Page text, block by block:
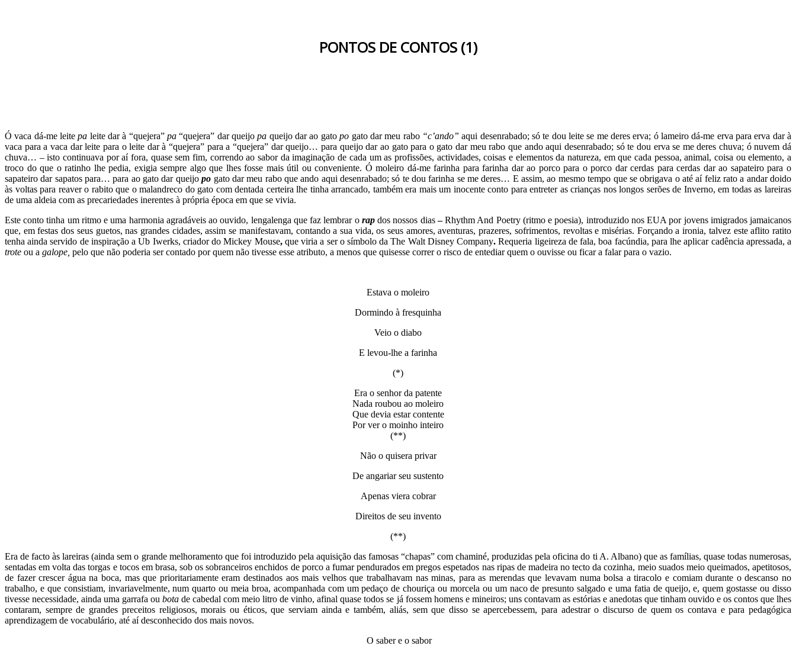
PONTOS DE CONTOS (1)
Ó vaca dá-me leitepa leite dar à “quejera”pa “quejera” dar queijo pa queijo dar ao gatopo gato dar meu rabo“c’ando” aqui desenrabado; só te dou leite se me deres erva; ó lameiro dá-me erva para erva dar à
vaca para a vaca dar leite para o leite dar à “quejera” para a “quejera” dar queijo… para queijo dar ao gato para o gato dar meu rabo que ando aqui desenrabado; só te dou erva se me deres chuva; ó nuvem dá
chuva… – isto continuava por aí fora, quase sem fim, correndo ao sabor da imaginação de cada um as profissões, actividades, coisas e elementos da natureza, em que cada pessoa, animal, coisa ou elemento, a
troco do que o ratinho lhe pedia, exigia sempre algo que lhes fosse mais útil ou conveniente. Ó moleiro dá-me farinha para farinha dar ao porco para o porco dar cerdas para cerdas dar ao sapateiro para o
sapateiro dar sapatos para… para ao gato dar queijopo gato dar meu rabo que ando aqui desenrabado; só te dou farinha se me deres… E assim, ao mesmo tempo que se obrigava o até aí feliz rato a andar doido
às voltas para reaver o rabito que o malandreco do gato com dentada certeira lhe tinha arrancado, também era mais um inocente conto para entreter as crianças nos longos serões de Inverno, em todas as lareiras
de uma aldeia com as precariedades inerentes à própria época em que se vivia.
Este conto tinha um ritmo e uma harmonia agradáveis ao ouvido, lengalenga que faz lembrar o rap dos nossos dias–Rhythm And Poetry (ritmo e poesia), introduzido nos EUA por jovens imigrados jamaicanos
que, em festas dos seus guetos, nas grandes cidades, assim se manifestavam, contando a sua vida, os seus amores, aventuras, prazeres, sofrimentos, revoltas e misérias. Forçando a ironia, talvez este aflito ratito
tenha ainda servido de inspiração a Ub Iwerks, criador do Mickey Mouse, que viria a ser o símbolo da The Walt Disney Company.Requeria ligeireza de fala, boa facúndia, para lhe aplicar cadência apressada, a
trote ou a galope, pelo que não poderia ser contado por quem não tivesse esse atributo, a menos que quisesse correr o risco de entediar quem o ouvisse ou ficar a falar para o vazio.
Estava o moleiro
Dormindo à fresquinha
Veio o diabo
E levou-lhe a farinha
(*)
Era o senhor da patente
Nada roubou ao moleiro
Que devia estar contente
Por ver o moinho inteiro
(**)
Não o quisera privar
De angariar seu sustento
Apenas viera cobrar
Direitos de seu invento
(**)
Era de facto às lareiras (ainda sem o grande melhoramento que foi introduzido pela aquisição das famosas “chapas” com chaminé, produzidas pela oficina do ti A. Albano) que as famílias, quase todas numerosas,
sentadas em volta das torgas e tocos em brasa, sob os sobranceiros enchidos de porco a fumar pendurados em pregos espetados nas ripas de madeira no tecto da cozinha, meio suados meio queimados, apetitosos,
de fazer crescer água na boca, mas que prioritariamente eram destinados aos mais velhos que trabalhavam nas minas, para as merendas que levavam numa bolsa a tiracolo e comiam durante o descanso no
trabalho, e que consistiam, invariavelmente, num quarto ou meia broa, acompanhada com um pedaço de chouriça ou morcela ou um naco de presunto salgado e uma fatia de queijo, e, quem gostasse ou disso
tivesse necessidade, ainda uma garrafa oubota de cabedal com meio litro de vinho, afinal quase todos se já fossem homens e mineiros; uns contavam as estórias e anedotas que tinham ouvido e os contos que lhes
contaram, sempre de grandes preceitos religiosos, morais ou éticos, que serviam ainda e também, aliás, sem que disso se apercebessem, para adestrar o discurso de quem os contava e para pedagógica
aprendizagem de vocabulário, até aí desconhecido dos mais novos.
O saber e o sabor